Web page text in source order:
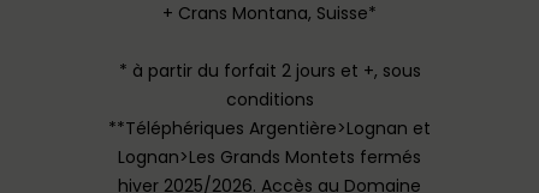
+ Crans Montana, Suisse*
* à partir du forfait 2 jours et +, sous
conditions
**Téléphériques Argentière>Lognan et
Lognan>Les Grands Montets fermés
hiver 2025/2026. Accès au Domaine